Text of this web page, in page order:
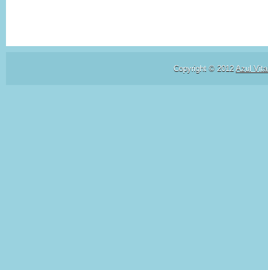
Copyright © 2012 Azul